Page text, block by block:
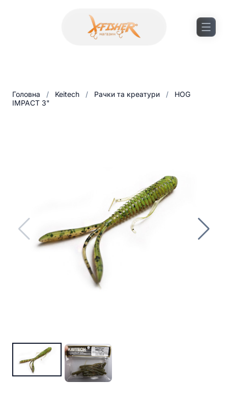
Головна / Keitech / Рачки та креатури /
HOG
IMPACT 3"